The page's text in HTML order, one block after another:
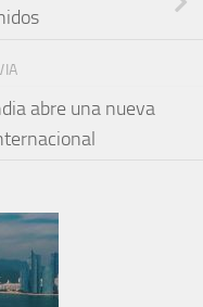
abre una nueva